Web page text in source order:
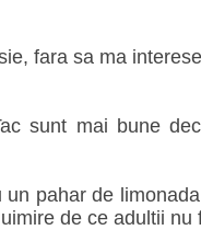
fara sa ma
sunt mai bune
pahar de
de ce adultii nu